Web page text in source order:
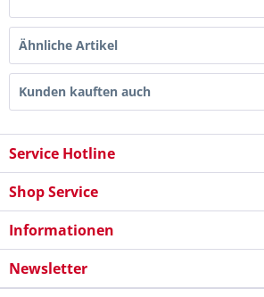
Ähnliche Artikel
Kunden kauften auch
Service Hotline
Shop Service
Informationen
Newsletter